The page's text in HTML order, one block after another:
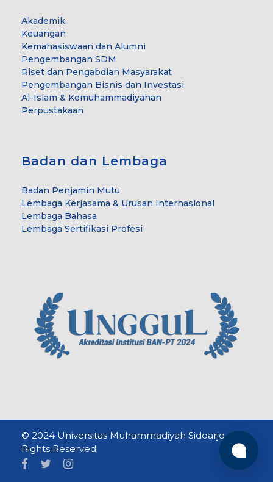
Akademik
Keuangan
Kemahasiswaan dan Alumni
Pengembangan SDM
Riset dan Pengabdian Masyarakat
Pengembangan Bisnis dan Investasi
Al-Islam & Kemuhammadiyahan
Perpustakaan
Badan dan Lembaga
Badan Penjamin Mutu
Lembaga Kerjasama & Urusan Internasional
Lembaga Bahasa
Lembaga Sertifikasi Profesi
© 2024 Universitas Muhammadiyah Sidoarjo. All
Rights Reserved